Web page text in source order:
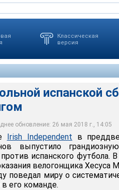
Классическая
версия
испанской
обновление: 26 мая 2018 г., 14:05
добивавшаяся успехов, выиграла
Лигу чемпионов и 8 раз - Лигу
Irish Independent в
выпустило
испанского футбола.
велогонщика Хесуса
поведал миру о
в его команде.